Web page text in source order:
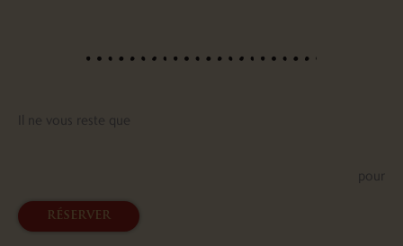
Il ne vous reste que
pour
réserver